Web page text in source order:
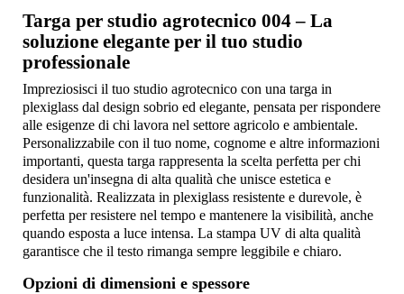
Targa per studio agrotecnico 004 – La
soluzione elegante per il tuo studio
professionale
Impreziosisci il tuo studio agrotecnico con una targa in
plexiglass dal design sobrio ed elegante, pensata per rispondere
alle esigenze di chi lavora nel settore agricolo e ambientale.
Personalizzabile con il tuo nome, cognome e altre informazioni
importanti, questa targa rappresenta la scelta perfetta per chi
desidera un'insegna di alta qualità che unisce estetica e
funzionalità. Realizzata in plexiglass resistente e durevole, è
perfetta per resistere nel tempo e mantenere la visibilità, anche
quando esposta a luce intensa. La stampa UV di alta qualità
garantisce che il testo rimanga sempre leggibile e chiaro.
Opzioni di dimensioni e spessore